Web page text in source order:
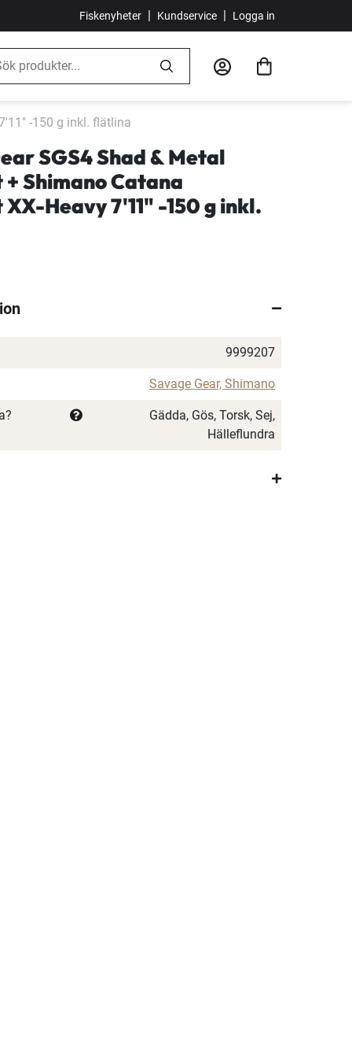
Fiskenyheter | Kundservice | Logga in
-150 g inkl. flätlina
SGS4 Shad & Metal
Shimano Catana
Heavy 7'11" -150 g inkl.
9999207
Savage Gear, Shimano
Gädda, Gös, Torsk, Sej,
Hälleflundra